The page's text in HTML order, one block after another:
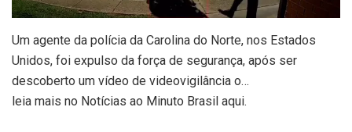
Um agente da polícia da Carolina do Norte, nos Estados
Unidos, foi expulso da força de segurança, após ser
descoberto um vídeo de videovigilância o…
leia mais no Notícias ao Minuto Brasil aqui.